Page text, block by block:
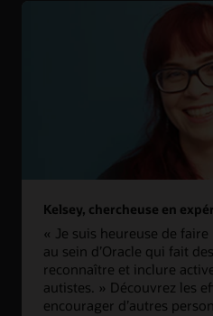
Kelsey, chercheuse en
« Je suis heureuse de
au sein d’Oracle qui fait
reconnaître et inclure
autistes. » Découvrez les
encourager d’autres